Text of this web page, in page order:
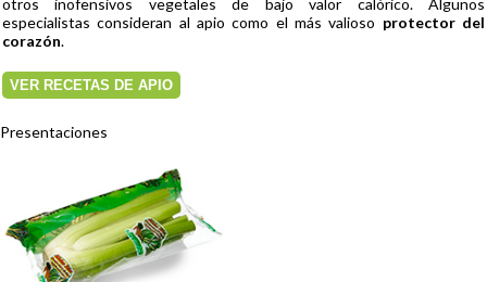
especialistas consideran al apio como el más valioso protector del
corazón.
VER RECETAS DE APIO
Presentaciones